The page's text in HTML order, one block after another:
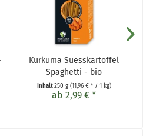
Kurkuma Suesskartoffel
Spaghetti - bio
Inhalt250 g (11,96 € * / 1 kg)
ab 2,99 € *